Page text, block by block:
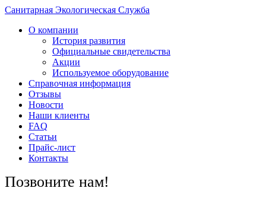
Санитарная Экологическая Служба
О компании
История развития
Официальные свидетельства
Акции
Используемое оборудование
Справочная информация
Отзывы
Новости
Наши клиенты
FAQ
Статьи
Прайс-лист
Контакты
Позвоните нам!